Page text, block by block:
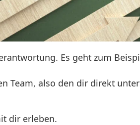
Es geht zum
Team, also den dir direkt
dir erleben.